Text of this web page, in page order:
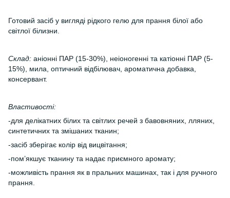
Готовий засіб у вигляді рідкого гелю для прання білої або
світлої білизни.
Склад: аніонні ПАР (15-30%), неіоногенні та катіонні ПАР (5-
15%), мила, оптичний відбілювач, ароматична добавка,
консервант.
Властивості:
-для делікатних білих та світлих речей з бавовняних, лляних,
синтетичних та змішаних тканин;
-засіб зберігає колір від вицвітання;
-пом’якшує тканину та надає приємного аромату;
-можливість прання як в пральних машинах, так і для ручного
прання.